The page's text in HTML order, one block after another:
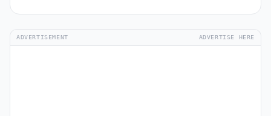
ADVERTISEMENT ADVERTISE HERE